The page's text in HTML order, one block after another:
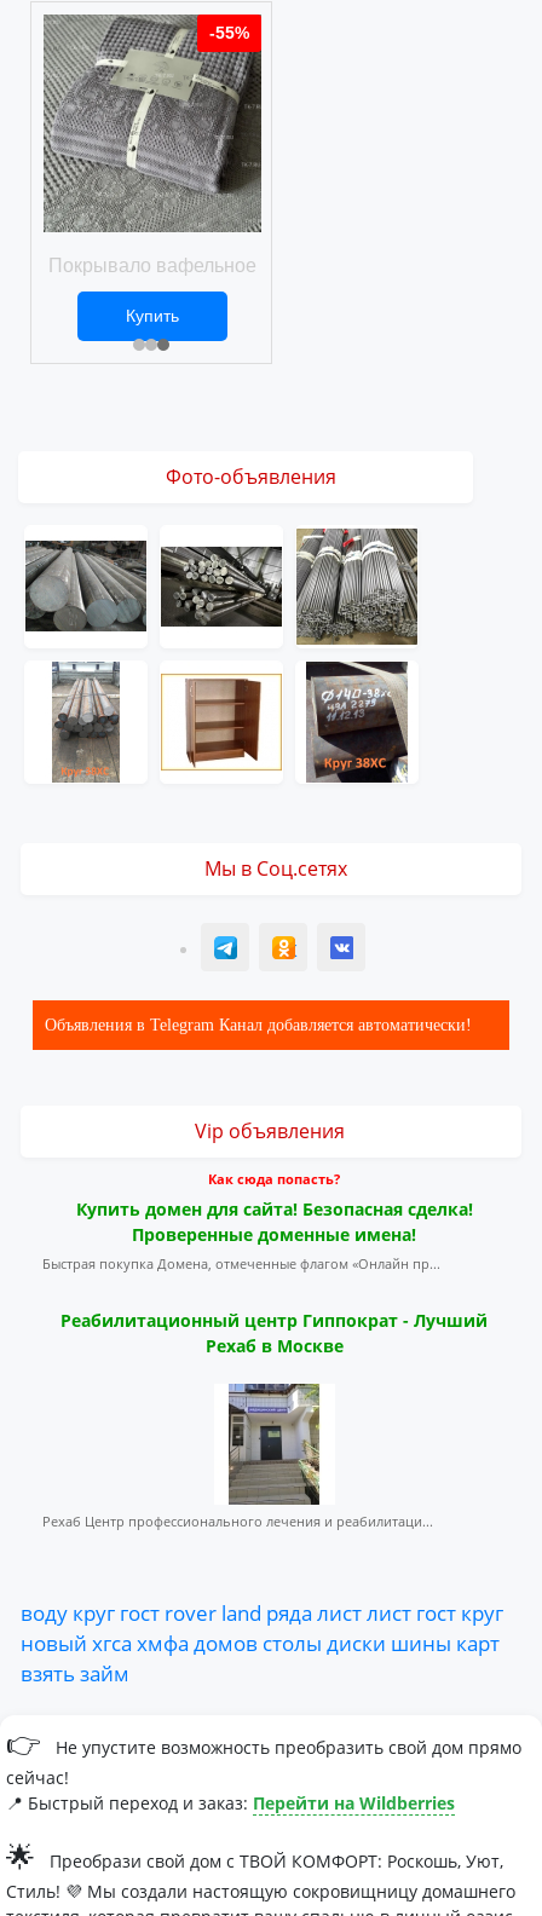
-55%
Покрывало вафельное
3 061 ₽
Купить
Фото-объявления
Мы в Соц.сетях
T ОК ВК
Объявления в Telegram Канал добавляется автоматически!
Vip объявления
Как сюда попасть?
Купить домен для сайта! Безопасная сделка!
Проверенные доменные имена!
Быстрая покупка Домена, отмеченные флагом «Онлайн пр...
Реабилитационный центр Гиппократ - Лучший
Рехаб в Москве
Рехаб Центр профессионального лечения и реабилитаци...
воду круг гост rover land ряда листлист гост круг
новый хгса хмфа домов столы диски шины карт
взять займ
👉
Не упустите возможность преобразить свой дом прямо
сейчас!
📍 Быстрый переход и заказ: Перейти на Wildberries
🌟
Преобрази свой дом с ТВОЙ КОМФОРТ: Роскошь, Уют,
Стиль! 💜 Мы создали настоящую сокровищницу домашнего